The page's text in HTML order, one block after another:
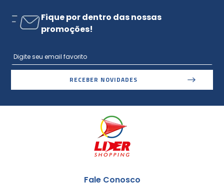
Fique por dentro das nossas
promoções!
RECEBER NOVIDADES
Fale Conosco